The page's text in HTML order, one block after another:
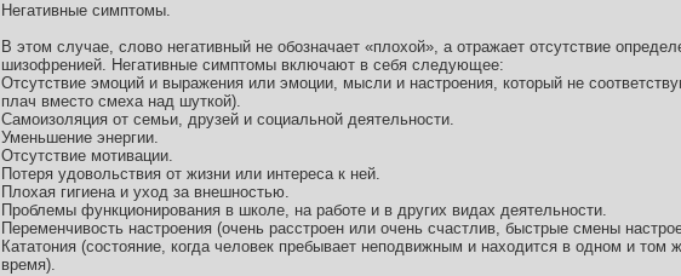
Негативные симптомы.
В этом случае, слово негативный не обозначает «плохой», а отражает отсутствие
шизофренией. Негативные симптомы включают в себя следующее:
Отсутствие эмоций и выражения или эмоции, мысли и настроения, который не
плач вместо смеха над шуткой).
Самоизоляция от семьи, друзей и социальной деятельности.
Уменьшение энергии.
Отсутствие мотивации.
Потеря удовольствия от жизни или интереса к ней.
Плохая гигиена и уход за внешностью.
Проблемы функционирования в школе, на работе и в других видах деятельности.
Переменчивость настроения (очень расстроен или очень счастлив, быстрые смены
Кататония (состояние, когда человек пребывает неподвижным и находится в одном и
время).